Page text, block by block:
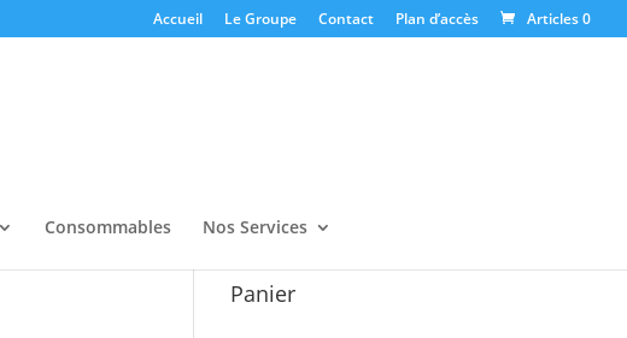
Accueil Le Groupe Contact Plan d’accès Articles 0
Consommables Nos Services
Panier